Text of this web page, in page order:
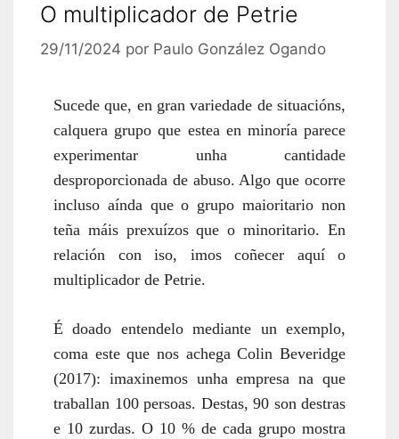
O multiplicador de Petrie
29/11/2024 por Paulo González Ogando
Sucede que, en gran variedade de situacións,
calquera grupo que estea en minoría parece
experimentar unha cantidade
desproporcionada de abuso. Algo que ocorre
incluso aínda que o grupo maioritario non
teña máis prexuízos que o minoritario. En
relación con iso, imos coñecer aquí o
multiplicador de Petrie.
É doado entendelo mediante un exemplo,
coma este que nos achega Colin Beveridge
(2017): imaxinemos unha empresa na que
traballan 100 persoas. Destas, 90 son destras
e 10 zurdas. O 10 % de cada grupo mostra